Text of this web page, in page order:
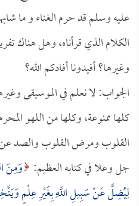
عليه وسلم قد حرم الغناء و ما
الكلام الذي قرأناه، وهل هناك
وغيرها؟ أفيدونا أفادكم الله؟
الجواب: لا نعلم في الموسيقى
كلها ممنوعة، وكلها من اللهو
القلوب ومرض القلوب والصد عن
جل وعلا في كتابه العظيم: وَمِنَ
لِيُضِلَّ عَنْ سَبِيلِ اللَّهِ بِغَيْرِ عِلْمٍ